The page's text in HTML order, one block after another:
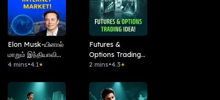
Elon Musk-யினால்
மாறும் இந்தியாவின்
Internet Market!
4 mins•4.1★
Futures &
Options Trading
Idea!
2 mins•4.3★